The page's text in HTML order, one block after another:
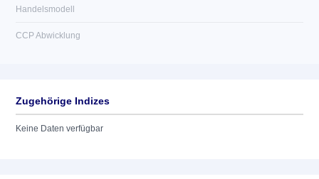
Handelsmodell
CCP Abwicklung
Zugehörige Indizes
Keine Daten verfügbar